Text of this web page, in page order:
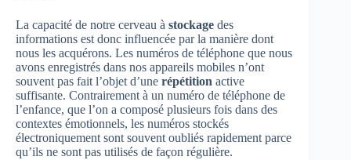
La capacité de notre cerveau à stockage des
informations est donc influencée par la manière dont
nous les acquérons. Les numéros de téléphone que nous
avons enregistrés dans nos appareils mobiles n’ont
souvent pas fait l’objet d’une répétition active
suffisante. Contrairement à un numéro de téléphone de
l’enfance, que l’on a composé plusieurs fois dans des
contextes émotionnels, les numéros stockés
électroniquement sont souvent oubliés rapidement parce
qu’ils ne sont pas utilisés de façon régulière.